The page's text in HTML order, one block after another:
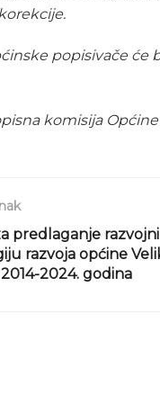
popisivače će
komisija
predlaganje
razvoja općine
2024. godina